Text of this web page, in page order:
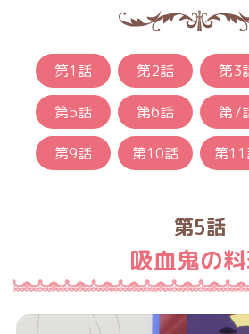
第1話 第2話 第3
第5話 第6話 第7
第9話 第10話 第11
第5話
吸血鬼の